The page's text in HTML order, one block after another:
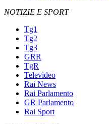
NOTIZIE E SPORT
Tg1
Tg2
Tg3
GRR
TgR
Televideo
Rai News
Rai Parlamento
GR Parlamento
Rai Sport